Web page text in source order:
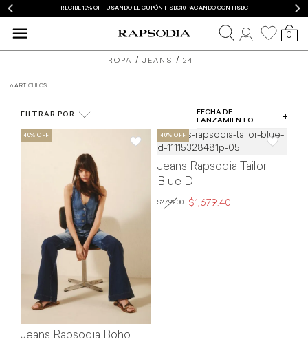
RECIBE 10% OFF USANDO EL CUPÓN HSBC10 PAGANDO CON HSBC
0
y
camisas
de
Rapsodia
jeans
ROPA JEANS 24
6 ARTÍCULOS
FILTRAR POR
COLOR
TIPO DE PRODUCTO
TALLA
FECHA DE
LANZAMIENTO
Jeans Rapsodia Boho
Jeans Rapsodia Tailor
Blue D
$2,799.00 $1,679.40